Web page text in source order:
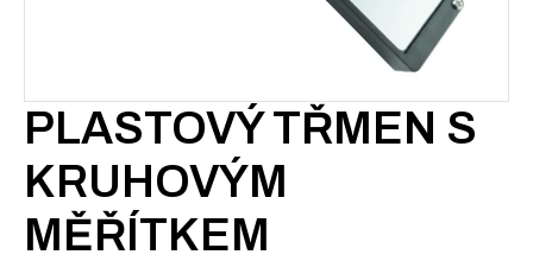
PLASTOVÝ TŘMEN S
KRUHOVÝM
MĚŘÍTKEM